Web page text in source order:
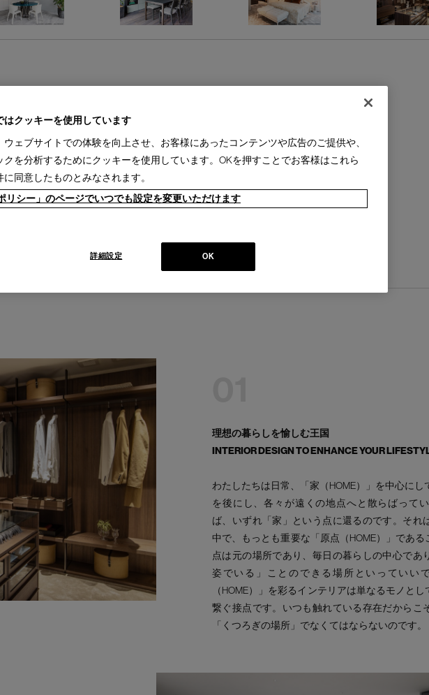
場
理想の暮らしを愉しむ王国
INTERIOR DESIGN TO ENHANCE YOUR
わたしたちは日常、「家（HOME）」を中心にし
を後にし、各々が遠くの地点へと散らばって
ば、いずれ「家」という点に還るのです。それ
中で、もっとも重要な「原点（HOME）」であ
点は元の場所であり、毎日の暮らしの中心であ
姿でいる」ことのできる場所といっていい
（HOME）」を彩るインテリアは単なるモノと
繋ぐ接点です。いつも触れている存在だからこ
「くつろぎの場所」でなくてはならないのです。
はクッキーを使用しています
ウェブサイトでの体験を向上させ、お客様にあったコンテンツや広告のご提供や、
クを分析するためにクッキーを使用しています。OKを押すことでお客様はこれら
に同意したものとみなされます。
リシー」のページでいつでも設定を変更いただけます
OK
詳細設定